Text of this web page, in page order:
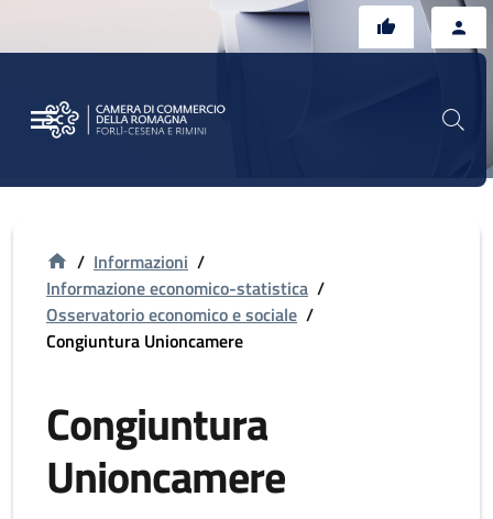
/ Informazioni /
Informazione economico-statistica /
Osservatorio economico e sociale /
Congiuntura Unioncamere
Congiuntura
Unioncamere